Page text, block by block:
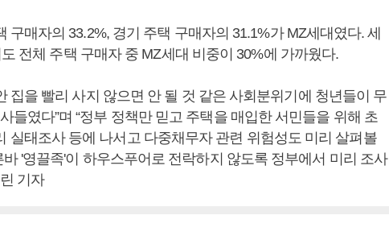
구매자의 33.2%, 경기 주택 구매자의 31.1%가 MZ세대였다. 세
전체 주택 구매자 중 MZ세대 비중이 30%에 가까웠다.
집을 빨리 사지 않으면 안 될 것 같은 사회분위기에 청년들이 무
들였다”며 “정부 정책만 믿고 주택을 매입한 서민들을 위해 초
실태조사 등에 나서고 다중채무자 관련 위험성도 미리 살펴볼
'영끌족'이 하우스푸어로 전락하지 않도록 정부에서 미리 조사
기자